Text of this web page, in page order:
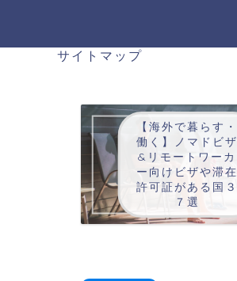
サイトマップ
【海外で暮らす・
働く】ノマドビザ
&リモートワーカ
ー向けビザや滞在
許可証がある国３
７選